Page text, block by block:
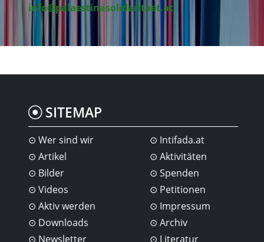
info@palaestinasolidaritaet.at
SITEMAP
Wer sind wir
Artikel
Bilder
Videos
Intifada.at
Aktivitäten
Spenden
Petitionen
Aktiv werden
Downloads
Newsletter
Impressum
Archiv
Literatur